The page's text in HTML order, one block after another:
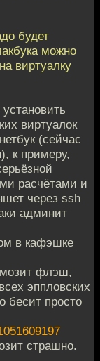
будет
можно
виртуалку
виртуалок
(сейчас
к примеру,
расчётами и
через ssh
админит
в кафэшке
флэш,
эппловских
бесит просто
страшно.